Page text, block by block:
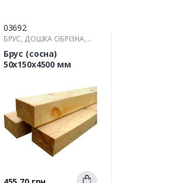
03692
БРУС, ДОШКА ОБРІЗНА,
РЕЙКА
Брус (сосна)
50х150х4500 мм
Ціна